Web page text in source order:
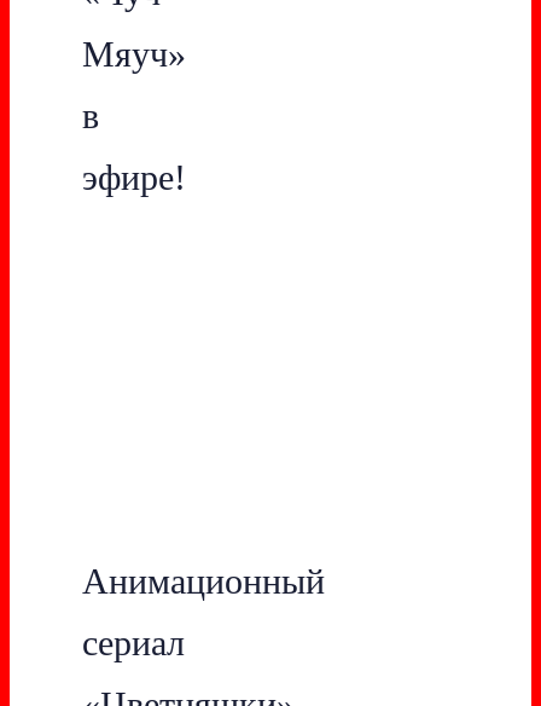
Мяуч»
в
эфире!
Анимационный
сериал